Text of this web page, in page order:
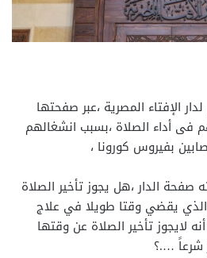
الإفتاء المصرية ،عبر صفحتها
فى أداء الصلاة ،بسبب انشغالهم
بفيروس كورونا ،
صفحة الدار ،هل يجوز تأخير الصلاة
يقضي وقتا طويلا في علاج
لايجوز تأخير الصلاة عن وقتها
شرعاً ….؟